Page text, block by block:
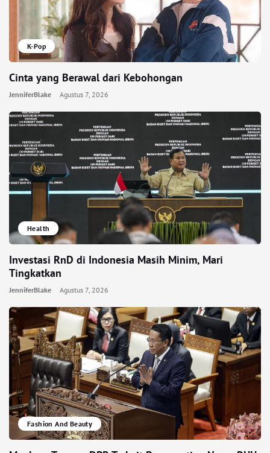
K-Pop
Cinta yang Berawal dari Kebohongan
JenniferBlake Agustus 7, 2026
Health
Investasi RnD di Indonesia Masih Minim, Mari
Tingkatkan
JenniferBlake Agustus 7, 2026
Fashion And Beauty